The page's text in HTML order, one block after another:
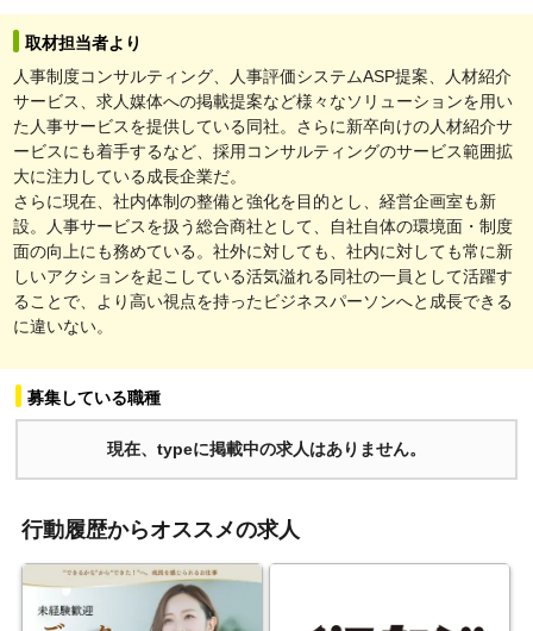
取材担当者より
人事制度コンサルティング、人事評価システムASP提案、人材紹介
サービス、求人媒体への掲載提案など様々なソリューションを用い
た人事サービスを提供している同社。さらに新卒向けの人材紹介サ
ービスにも着手するなど、採用コンサルティングのサービス範囲拡
大に注力している成長企業だ。
さらに現在、社内体制の整備と強化を目的とし、経営企画室も新
設。人事サービスを扱う総合商社として、自社自体の環境面・制度
面の向上にも務めている。社外に対しても、社内に対しても常に新
しいアクションを起こしている活気溢れる同社の一員として活躍す
ることで、より高い視点を持ったビジネスパーソンへと成長できる
に違いない。
募集している職種
現在、typeに掲載中の求人はありません。
行動履歴からオススメの求人